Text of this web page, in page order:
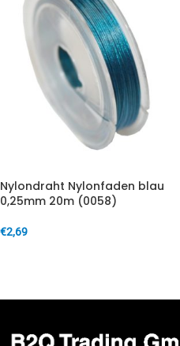
Nylondraht Nylonfaden blau
0,25mm 20m (0058)
€2,69